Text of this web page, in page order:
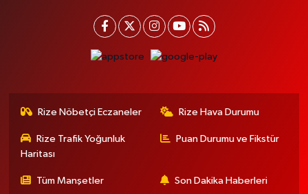
Rize Nöbetçi Eczaneler Rize Hava Durumu
Rize Trafik Yoğunluk
Haritası
Puan Durumu ve Fikstür
Tüm Manşetler Son Dakika Haberleri